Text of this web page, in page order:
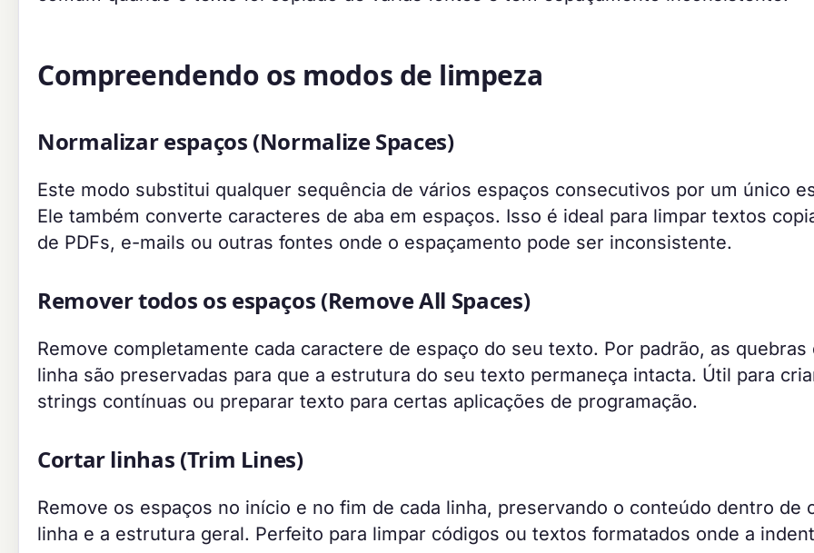
Compreendendo os modos de limpeza
Normalizar espaços (Normalize Spaces)
Este modo substitui qualquer sequência de vários espaços consecutivos por um único
Ele também converte caracteres de aba em espaços. Isso é ideal para limpar textos
de PDFs, e-mails ou outras fontes onde o espaçamento pode ser inconsistente.
Remover todos os espaços (Remove All Spaces)
Remove completamente cada caractere de espaço do seu texto. Por padrão, as quebras
linha são preservadas para que a estrutura do seu texto permaneça intacta. Útil para
strings contínuas ou preparar texto para certas aplicações de programação.
Cortar linhas (Trim Lines)
Remove os espaços no início e no fim de cada linha, preservando o conteúdo dentro de
linha e a estrutura geral. Perfeito para limpar códigos ou textos formatados onde a